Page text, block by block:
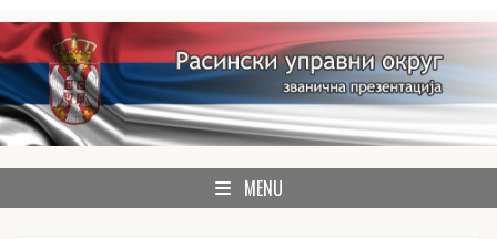
Skip
to
content
Расински округ
званична презентација Расинског управног округа
MENU